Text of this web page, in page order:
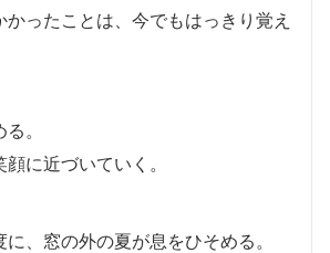
ったことは、今でもはっきり覚え
。
に近づいていく。
、窓の外の夏が息をひそめる。